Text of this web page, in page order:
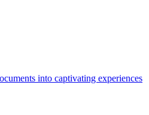
into captivating experiences